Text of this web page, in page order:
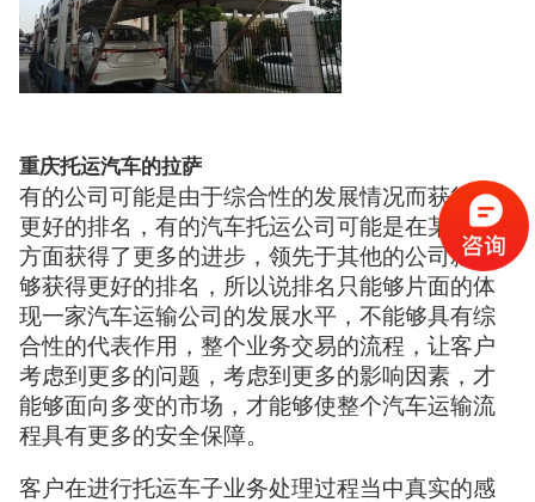
重庆托运汽车的拉萨
有的公司可能是由于综合性的发展情况而获得了
更好的排名，有的汽车托运公司可能是在某一个
方面获得了更多的进步，领先于其他的公司就能
够获得更好的排名，所以说排名只能够片面的体
现一家汽车运输公司的发展水平，不能够具有综
合性的代表作用，整个业务交易的流程，让客户
考虑到更多的问题，考虑到更多的影响因素，才
能够面向多变的市场，才能够使整个汽车运输流
程具有更多的安全保障。
客户在进行托运车子业务处理过程当中真实的感